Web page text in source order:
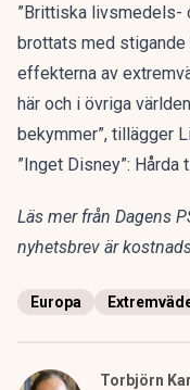
”Brittiska livsmedels-
brottats med
effekterna av
här och i övriga
bekymmer”, tillägger
”Inget Disney”:
Läs mer från Dagens
nyhetsbrev är
Europa
Torbjörn